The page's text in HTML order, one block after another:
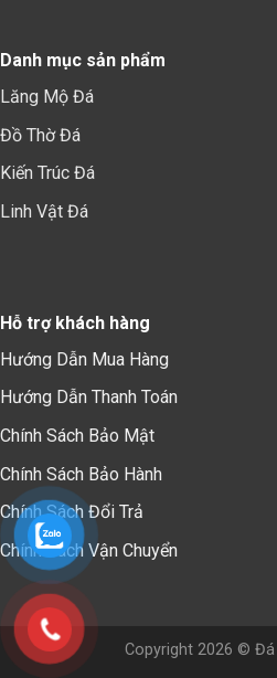
Danh mục sản phẩm
Lăng Mộ Đá
Đồ Thờ Đá
Kiến Trúc Đá
Linh Vật Đá
Hỗ trợ khách hàng
Hướng Dẫn Mua Hàng
Hướng Dẫn Thanh Toán
Chính Sách Bảo Mật
Chính Sách Bảo Hành
Chính Sách Đổi Trả
Chính Sách Vận Chuyển
Copyright 2026 © Đá